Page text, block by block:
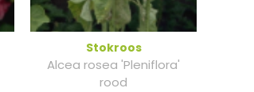
Stokroos
Alcea rosea 'Pleniflora'
rood